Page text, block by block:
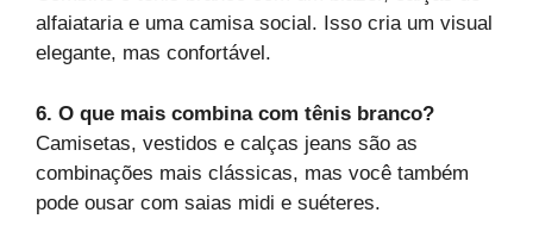
alfaiataria e uma camisa social. Isso cria um visual
elegante, mas confortável.
6. O que mais combina com tênis branco?
Camisetas, vestidos e calças jeans são as
combinações mais clássicas, mas você também
pode ousar com saias midi e suéteres.